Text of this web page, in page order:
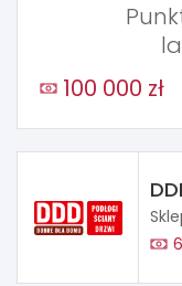
100 000 zł